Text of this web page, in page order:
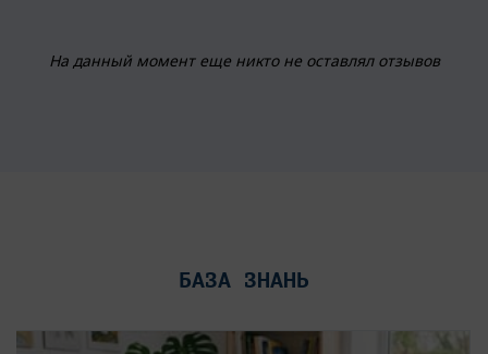
На данный момент еще никто не оставлял отзывов
БАЗА ЗНАНЬ